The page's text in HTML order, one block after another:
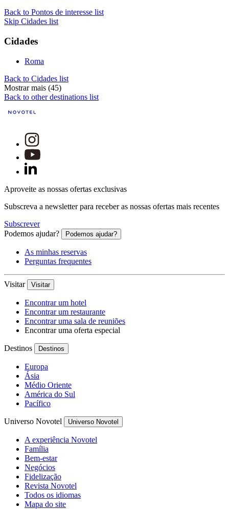
Back to Pontos de interesse list
Skip Cidades list
Cidades
Roma
Back to Cidades list
Mostrar mais (45)
Back to other destinations list
Aproveite as nossas ofertas exclusivas
Subscreva a newsletter para receber as nossas ofertas mais recentes
Subscrever
Podemos ajudar?
Podemos ajudar?
As minhas reservas
Perguntas frequentes
Visitar Visitar
Encontrar um hotel
Encontrar um restaurante
Encontrar uma sala de reuniões
Encontrar uma oferta especial
Destinos Destinos
Europa
Ásia
Médio Oriente
América do Sul
Pacífico
Universo Novotel Universo Novotel
A experiência Novotel
Família
Bem-estar
Negócios
Fidelização
Revista Novotel
Todos os idiomas
Mapa do site